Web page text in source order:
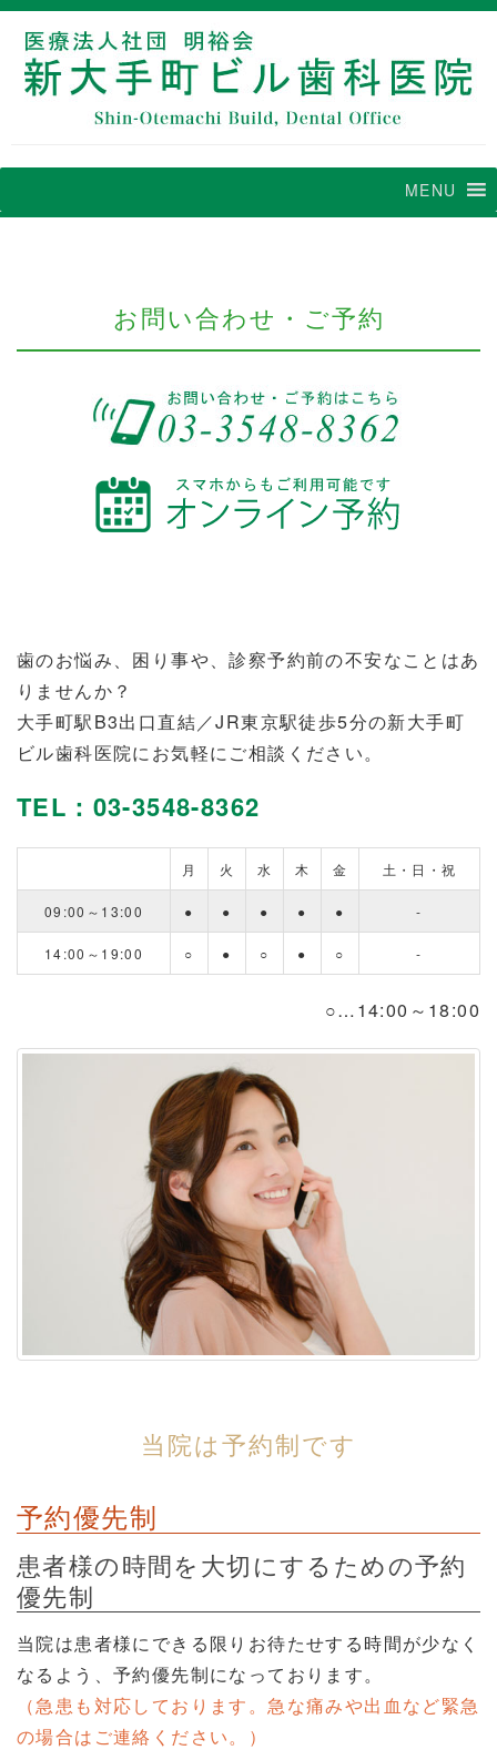
MENU
お問い合わせ・ご予約
歯のお悩み、困り事や、診察予約前の不安なことはあ
りませんか？
大手町駅B3出口直結／JR東京駅徒歩5分の新大手町
ビル歯科医院にお気軽にご相談ください。
TEL：03-3548-8362
月 火 水 木 金 土・日・祝
09:00～13:00 ● ● ● ● ● -
14:00～19:00 ○ ● ○ ● ○ -
○…14:00～18:00
当院は予約制です
予約優先制
患者様の時間を大切にするための予約
優先制
当院は患者様にできる限りお待たせする時間が少なく
なるよう、予約優先制になっております。
（急患も対応しております。急な痛みや出血など緊急
の場合はご連絡ください。）